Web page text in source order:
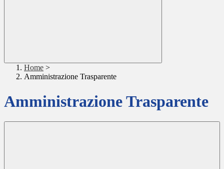
Home >
Amministrazione Trasparente
Amministrazione Trasparente